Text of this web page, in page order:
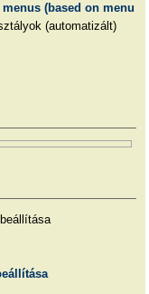
(based on menu
(automatizált)